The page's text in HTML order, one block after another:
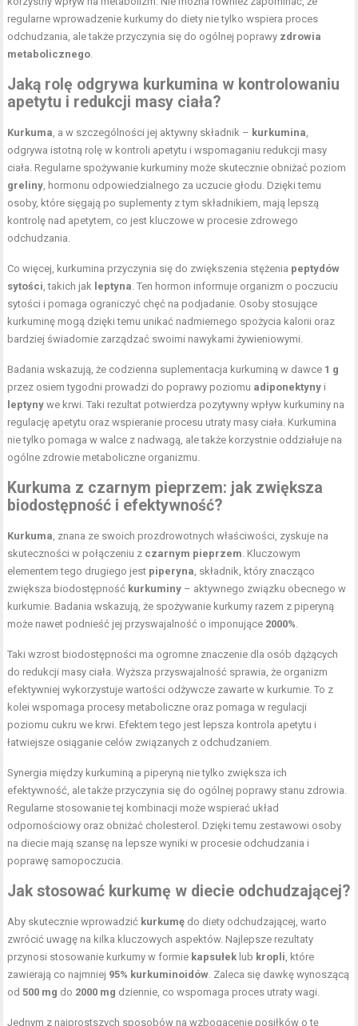
regularne wprowadzenie kurkumy do diety nie tylko wspiera proces
odchudzania, ale także przyczynia się do ogólnej poprawy zdrowia
metabolicznego
Jaką rolę odgrywa kurkumina w kontrolowaniu
apetytu i redukcji masy ciała?
Kurkuma , a w szczególności jej aktywny składnik – kurkumina
odgrywa istotną rolę w kontroli apetytu i wspomaganiu redukcji masy
ciała. Regularne spożywanie kurkuminy może skutecznie obniżać poziom
greliny , hormonu odpowiedzialnego za uczucie głodu. Dzięki temu
osoby, które sięgają po suplementy z tym składnikiem, mają lepszą
kontrolę nad apetytem, co jest kluczowe w procesie zdrowego
odchudzania.
Co więcej, kurkumina przyczynia się do zwiększenia stężenia peptydów
sytości , takich jak leptyna . Ten hormon informuje organizm o poczuciu
sytości i pomaga ograniczyć chęć na podjadanie. Osoby stosujące
kurkuminę mogą dzięki temu unikać nadmiernego spożycia kalorii oraz
bardziej świadomie zarządzać swoimi nawykami żywieniowymi.
Badania wskazują, że codzienna suplementacja kurkuminą w dawce 1 g
przez osiem tygodni prowadzi do poprawy poziomu adiponektyny i
leptyny we krwi. Taki rezultat potwierdza pozytywny wpływ kurkuminy na
regulację apetytu oraz wspieranie procesu utraty masy ciała. Kurkumina
nie tylko pomaga w walce z nadwagą, ale także korzystnie oddziałuje na
ogólne zdrowie metaboliczne organizmu.
Kurkuma z czarnym pieprzem: jak zwiększa
biodostępność i efektywność?
Kurkuma , znana ze swoich prozdrowotnych właściwości, zyskuje na
skuteczności w połączeniu z czarnym pieprzem . Kluczowym
elementem tego drugiego jest piperyna , składnik, który znacząco
zwiększa biodostępność kurkuminy – aktywnego związku obecnego w
kurkumie. Badania wskazują, że spożywanie kurkumy razem z piperyną
może nawet podnieść jej przyswajalność o imponujące 2000%
Taki wzrost biodostępności ma ogromne znaczenie dla osób dążących
do redukcji masy ciała. Wyższa przyswajalność sprawia, że organizm
efektywniej wykorzystuje wartości odżywcze zawarte w kurkumie. To z
kolei wspomaga procesy metaboliczne oraz pomaga w regulacji
poziomu cukru we krwi. Efektem tego jest lepsza kontrola apetytu i
łatwiejsze osiąganie celów związanych z odchudzaniem.
Synergia między kurkuminą a piperyną nie tylko zwiększa ich
efektywność, ale także przyczynia się do ogólnej poprawy stanu zdrowia.
Regularne stosowanie tej kombinacji może wspierać układ
odpornościowy oraz obniżać cholesterol. Dzięki temu zestawowi osoby
na diecie mają szansę na lepsze wyniki w procesie odchudzania i
poprawę samopoczucia.
Jak stosować kurkumę w diecie odchudzającej?
Aby skutecznie wprowadzić kurkumę do diety odchudzającej, warto
zwrócić uwagę na kilka kluczowych aspektów. Najlepsze rezultaty
przynosi stosowanie kurkumy w formie kapsułek lub kropli , które
zawierają co najmniej 95% kurkuminoidów . Zaleca się dawkę wynoszącą
od500 mg do 2000 mg dziennie, co wspomaga proces utraty wagi.
Jednym z najprostszych sposobów na wzbogacenie posiłków o tę